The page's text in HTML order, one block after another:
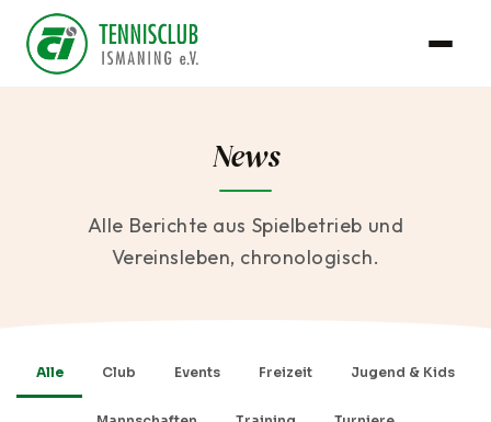
News
Alle Berichte aus Spielbetrieb und
Vereinsleben, chronologisch.
Alle Club Events Freizeit Jugend & Kids